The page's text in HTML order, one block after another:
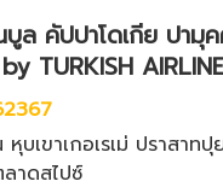
ล คัปปาโดเกีย ปามุค
TURKISH
หุบเขาเกอเรเม่ ปราสาท
าดสไปซ์